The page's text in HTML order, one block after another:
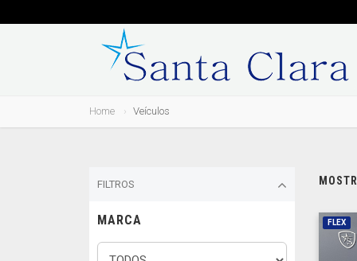
Home Veículos
FILTROS
MARCA FLEX